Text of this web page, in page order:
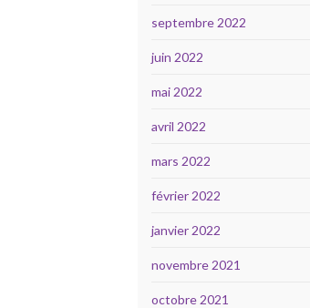
septembre 2022
juin 2022
mai 2022
avril 2022
mars 2022
février 2022
janvier 2022
novembre 2021
octobre 2021